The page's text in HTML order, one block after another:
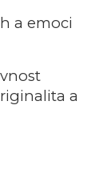
a emoci
a